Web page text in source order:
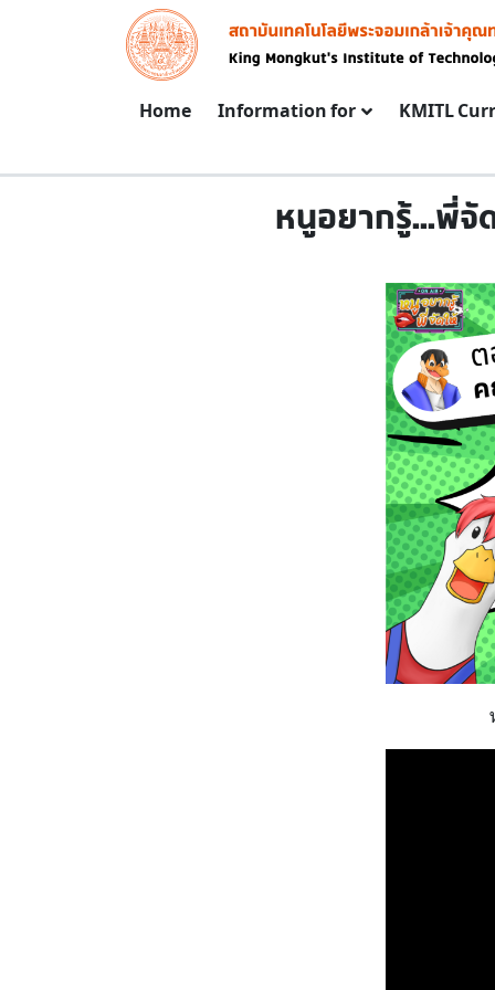
Skip to main content
Image
Main navigation
Home Information for KMITL
หนูอยากรู้...พี่จั